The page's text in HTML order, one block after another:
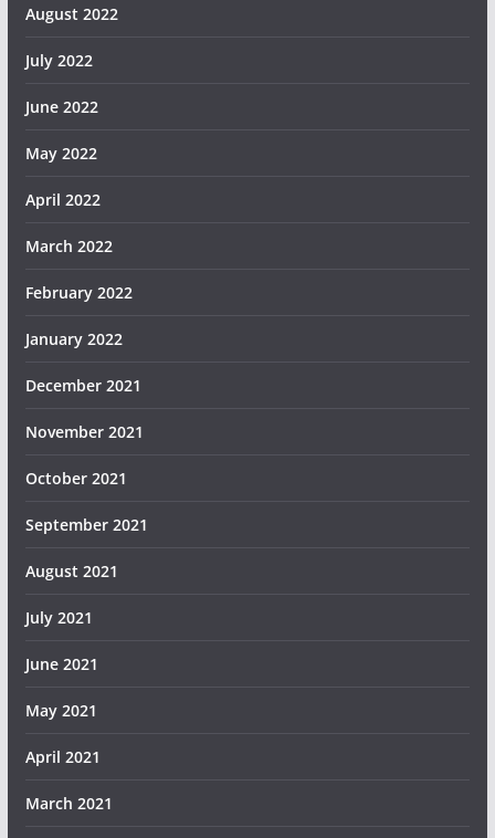
August 2022
July 2022
June 2022
May 2022
April 2022
March 2022
February 2022
January 2022
December 2021
November 2021
October 2021
September 2021
August 2021
July 2021
June 2021
May 2021
April 2021
March 2021